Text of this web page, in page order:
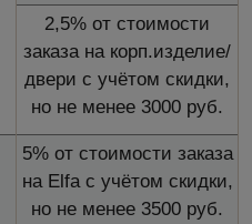
2,5% от стоимости
заказа на корп.изделие/
двери с учётом скидки,
но не менее 3000 руб.
5% от стоимости заказа
на Elfa с учётом скидки,
но не менее 3500 руб.